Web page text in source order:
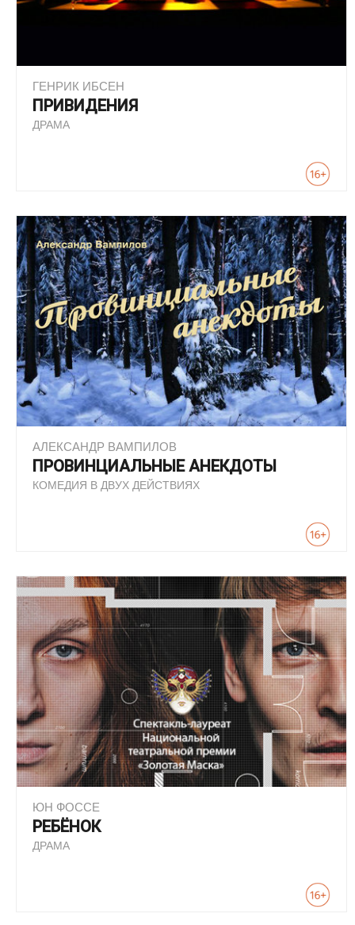
ГЕНРИК ИБСЕН
ПРИВИДЕНИЯ
ДРАМА
АЛЕКСАНДР ВАМПИЛОВ
ПРОВИНЦИАЛЬНЫЕ АНЕКДОТЫ
КОМЕДИЯ В ДВУХ ДЕЙСТВИЯХ
ЮН ФОССЕ
РЕБЁНОК
ДРАМА